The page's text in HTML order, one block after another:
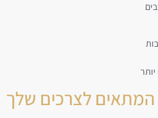
המתאים לצרכים שלך